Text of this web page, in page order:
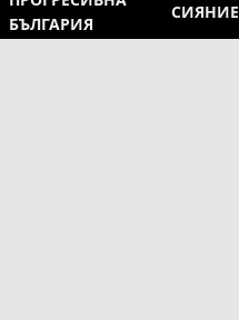
БЪЛГАРИЯ
СИЯНИЕ